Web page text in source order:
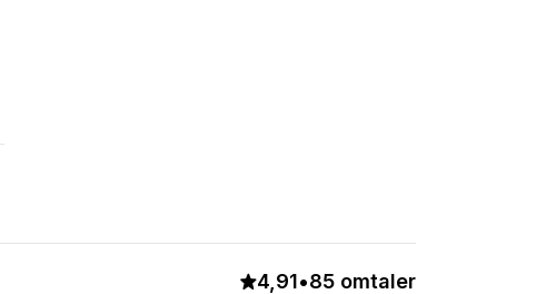
4,91•85 omtaler